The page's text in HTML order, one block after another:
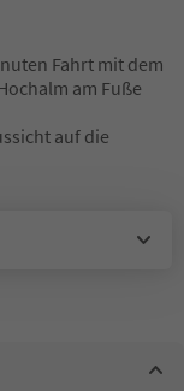
Fahrt mit dem
am Fuße
auf die